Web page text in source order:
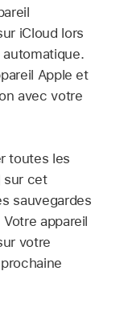
iCloud lors
automatique.
Apple et
avec votre
toutes les
sur cet
sauvegardes
appareil
votre